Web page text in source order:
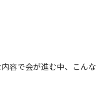
容で会が進む中、こんな